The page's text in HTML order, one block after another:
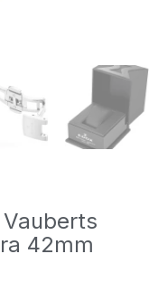
42mm